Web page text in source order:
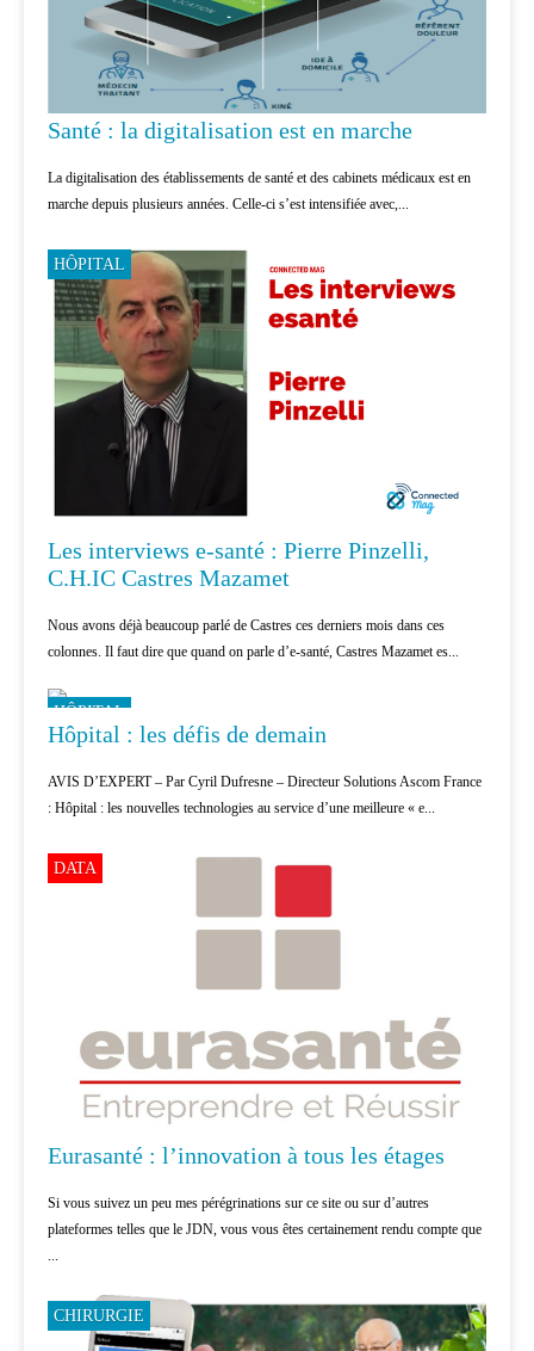
Santé : la digitalisation est en marche
La digitalisation des établissements de santé et des cabinets médicaux est en
marche depuis plusieurs années. Celle-ci s’est intensifiée avec,...
HÔPITAL
Les interviews e-santé : Pierre Pinzelli,
C.H.IC Castres Mazamet
Nous avons déjà beaucoup parlé de Castres ces derniers mois dans ces
colonnes. Il faut dire que quand on parle d’e-santé, Castres Mazamet es...
HÔPITAL
Hôpital : les défis de demain
AVIS D’EXPERT – Par Cyril Dufresne – Directeur Solutions Ascom France
: Hôpital : les nouvelles technologies au service d’une meilleure « e...
DATA
Eurasanté : l’innovation à tous les étages
Si vous suivez un peu mes pérégrinations sur ce site ou sur d’autres
plateformes telles que le JDN, vous vous êtes certainement rendu compte que
CHIRURGIE